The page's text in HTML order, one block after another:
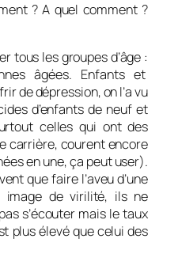
? A quel comment ?
tous les groupes d’âge :
âgées. Enfants et
de dépression, on l’a vu
d’enfants de neuf et
celles qui ont des
carrière, courent encore
en une, ça peut user).
que faire l’aveu d’une
image de virilité, ils ne
s’écouter mais le taux
plus élevé que celui des